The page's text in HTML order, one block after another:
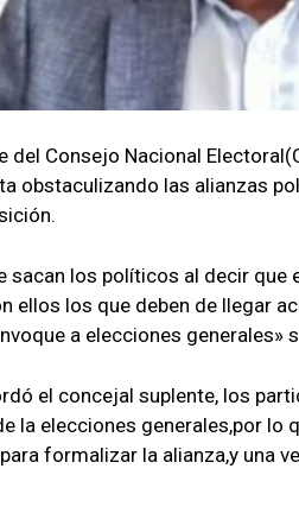
del Consejo Nacional
obstaculizando las alianzas
sacan los políticos al decir que
ellos los que deben de llegar
a elecciones generales»
el concejal suplente, los
la elecciones generales,por lo
formalizar la alianza,y una